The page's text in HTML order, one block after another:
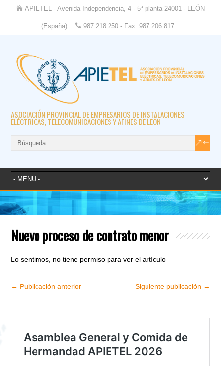
APIETEL - Avenida Independencia, 4 - 5ª planta 24001 - LEÓN
(España) 987 218 250 - Fax: 987 206 817
ASOCIACIÓN PROVINCIAL DE EMPRESARIOS DE INSTALACIONES
ELÉCTRICAS, TELECOMUNICACIONES Y AFINES DE LEÓN
Nuevo proceso de contrato menor
Lo sentimos, no tiene permiso para ver el artículo
← Publicación anterior Siguiente publicación →